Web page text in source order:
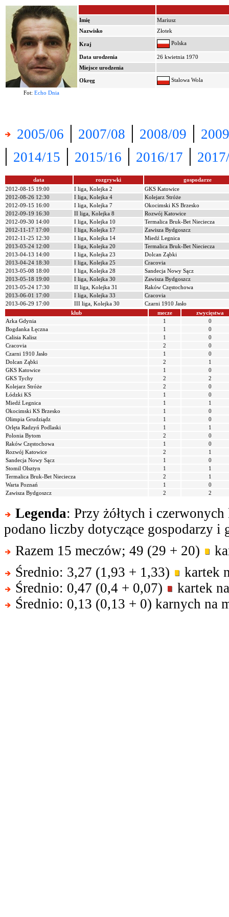
Imię
Mariusz
Nazwisko
Złotek
Kraj Polska
Data urodzenia
26 kwietnia 1970
Miejsce urodzenia
Okręg Stalowa Wola
Fot: Echo Dnia
2005/06 | 2007/08 | 2008/09 |
| 2014/15 | 2015/16 | 2016/17 |
data rozgrywki
gospodarze
2012-08-15 19:00
I liga, Kolejka 2
GKS Katowice
2012-08-26 12:30
I liga, Kolejka 4
Kolejarz Stróże
2012-09-15 16:00
I liga, Kolejka 7
Okocimski KS Brzesko
2012-09-19 16:30
II liga, Kolejka 8
Rozwój Katowice
2012-09-30 14:00
I liga, Kolejka 10
Termalica Bruk-Bet Nieciecza
2012-11-17 17:00
I liga, Kolejka 17
Zawisza Bydgoszcz
2012-11-25 12:30
I liga, Kolejka 14
Miedź Legnica
2013-03-24 12:00
I liga, Kolejka 20
Termalica Bruk-Bet Nieciecza
2013-04-13 14:00
I liga, Kolejka 23
Dolcan Ząbki
2013-04-24 18:30
I liga, Kolejka 25
Cracovia
2013-05-08 18:00
I liga, Kolejka 28
Sandecja Nowy Sącz
2013-05-18 19:00
I liga, Kolejka 30
Zawisza Bydgoszcz
2013-05-24 17:30
II liga, Kolejka 31
Raków Częstochowa
2013-06-01 17:00
I liga, Kolejka 33
Cracovia
2013-06-29 17:00
III liga, Kolejka 30
Czarni 1910 Jasło
klub
mecze
zwycięstwa
Arka Gdynia
1
0
Bogdanka Łęczna
1
0
Calisia Kalisz
1
0
Cracovia
2
0
Czarni 1910 Jasło
1
0
Dolcan Ząbki
2
1
GKS Katowice
1
0
GKS Tychy
2
2
Kolejarz Stróże
2
0
Łódzki KS
1
0
Miedź Legnica
1
1
Okocimski KS Brzesko
1
0
Olimpia Grudziądz
1
0
Orlęta Radzyń Podlaski
1
1
Polonia Bytom
2
0
Raków Częstochowa
1
0
Rozwój Katowice
2
1
Sandecja Nowy Sącz
1
0
Stomil Olsztyn
1
1
Termalica Bruk-Bet Nieciecza
2
1
Warta Poznań
1
0
Zawisza Bydgoszcz
2 2
Legenda: Przy żółtych i
podano liczby dotyczące gospodarzy i
Razem 15 meczów; 49 (29 + 20)
Średnio: 3,27 (1,93 + 1,33)
kartek
Średnio: 0,47 (0,4 + 0,07)
kartek
Średnio: 0,13 (0,13 + 0) karnych na